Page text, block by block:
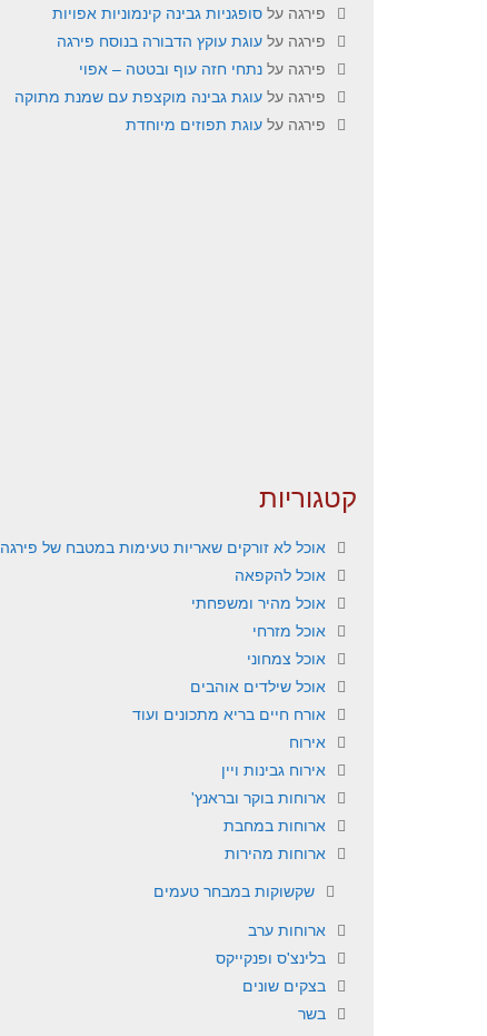
פירגה על סופגניות גבינה קינמוניות אפויות
פירגה על עוגת עוקץ הדבורה בנוסח פירגה
פירגה על נתחי חזה עוף ובטטה – אפוי
פירגה על עוגת גבינה מוקצפת עם שמנת מתוקה
פירגה על עוגת תפוזים מיוחדת
קטגוריות
אוכל לא זורקים שאריות טעימות במטבח של פירגה
אוכל להקפאה
אוכל מהיר ומשפחתי
אוכל מזרחי
אוכל צמחוני
אוכל שילדים אוהבים
אורח חיים בריא מתכונים ועוד
אירוח
אירוח גבינות ויין
ארוחות בוקר ובראנץ'
ארוחות במחבת
ארוחות מהירות
שקשוקות במבחר טעמים
ארוחות ערב
בלינצ'ס ופנקייקס
בצקים שונים
בשר